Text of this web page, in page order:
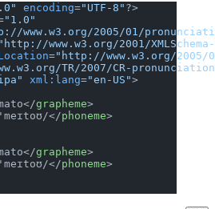
encoding= "UTF-8"?>
= "1.0"
www.w3.org/2005/01/
= "http://www.w3.org/2001/
= "http://www.w3.org/
TR/2007/CR-
xml:lang="en-US"
grapheme
</phoneme
grapheme
</phoneme